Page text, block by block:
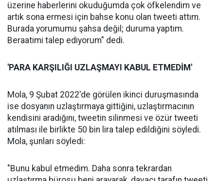
üzerine haberlerini okuduğumda çok öfkelendim ve
artık sona ermesi için bahse konu olan tweeti attım.
Burada yorumumu şahsa değil; duruma yaptım.
Beraatimi talep ediyorum" dedi.
'PARA KARŞILIĞI UZLAŞMAYI KABUL ETMEDİM'
Mola, 9 Şubat 2022'de görülen ikinci duruşmasında
ise dosyanın uzlaştırmaya gittiğini, uzlaştırmacının
kendisini aradığını, tweetin silinmesi ve özür tweeti
atılması ile birlikte 50 bin lira talep edildiğini söyledi.
Mola, şunları söyledi:
"Bunu kabul etmedim. Daha sonra tekrardan